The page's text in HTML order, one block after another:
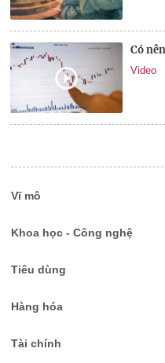
Có
Video
Vĩ mô
Khoa học - Công nghệ
Tiêu dùng
Hàng hóa
Tài chính